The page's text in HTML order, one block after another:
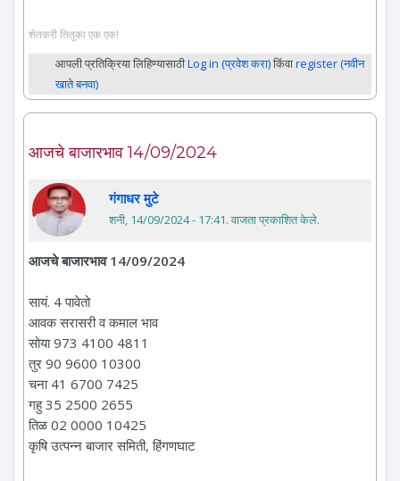
शेतकरी तितुका एक एक!
आपली प्रतिक्रिया लिहिण्यासाठीLog in (प्रवेश करा)किंवाregister (नवीन
खाते बनवा)
आजचे बाजारभाव 14/09/2024
गंगाधर मुटे
शनी, 14/09/2024 - 17:41. वाजता प्रकाशित केले.
आजचे बाजारभाव 14/09/2024
सायं. 4 पावेतो
आवक सरासरी व कमाल भाव
सोया 973 4100 4811
तुर 90 9600 10300
चना 41 6700 7425
गहु 35 2500 2655
तिळ 02 0000 10425
कृषि उत्पन्न बाजार समिती, हिंगणघाट